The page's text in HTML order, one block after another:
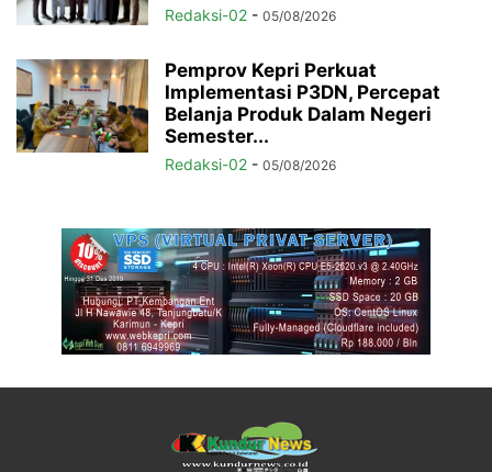
Redaksi-02 - 05/08/2026
Pemprov Kepri Perkuat
Implementasi P3DN, Percepat
Belanja Produk Dalam Negeri
Semester...
Redaksi-02 - 05/08/2026